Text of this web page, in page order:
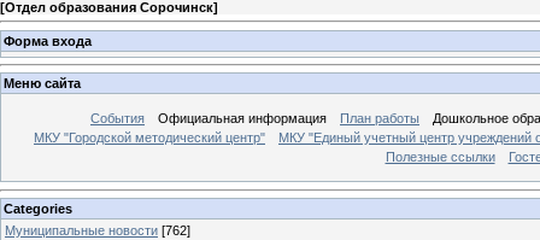
[Отдел образования Сорочинск]
Форма входа
Меню сайта
События Официальная информация План работы
Дошкольное
МКУ "Городской методический центр"
МКУ "Единый учетный центр учреждений
Полезные ссылки
Categories
Муниципальные новости [762]